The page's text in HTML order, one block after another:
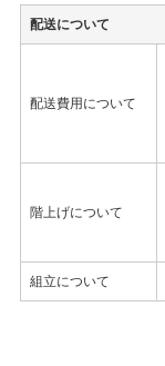
配送について
配送費用について
階上げについて
組立について